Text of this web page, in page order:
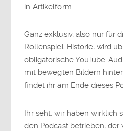
in Artikelform.
Ganz exklusiv, also nur für
Rollenspiel-Historie, wird
obligatorische YouTube-
mit bewegten Bildern
findet ihr am Ende dieses
Ihr seht, wir haben wirklich
den Podcast betrieben, der